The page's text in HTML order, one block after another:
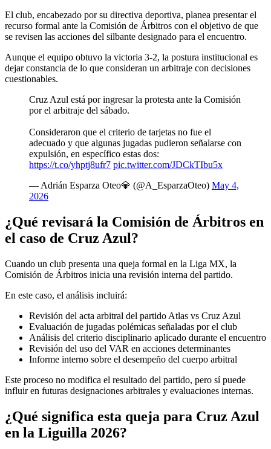
El club, encabezado por su directiva deportiva, planea presentar el
recurso formal ante la Comisión de Árbitros con el objetivo de que
se revisen las acciones del silbante designado para el encuentro.
Aunque el equipo obtuvo la victoria 3-2, la postura institucional es
dejar constancia de lo que consideran un arbitraje con decisiones
cuestionables.
Cruz Azul está por ingresar la protesta ante la Comisión
por el arbitraje del sábado.
Consideraron que el criterio de tarjetas no fue el
adecuado y que algunas jugadas pudieron señalarse con
expulsión, en específico estas dos:
https://t.co/yhptj8ufr7 pic.twitter.com/JDCkTIbu5x
— Adrián Esparza Oteo💎 (@A_EsparzaOteo) May 4,
2026
¿Qué revisará la Comisión de Árbitros en
el caso de Cruz Azul?
Cuando un club presenta una queja formal en la Liga MX, la
Comisión de Árbitros inicia una revisión interna del partido.
En este caso, el análisis incluirá:
Revisión del acta arbitral del partido Atlas vs Cruz Azul
Evaluación de jugadas polémicas señaladas por el club
Análisis del criterio disciplinario aplicado durante el encuentro
Revisión del uso del VAR en acciones determinantes
Informe interno sobre el desempeño del cuerpo arbitral
Este proceso no modifica el resultado del partido, pero sí puede
influir en futuras designaciones arbitrales y evaluaciones internas.
¿Qué significa esta queja para Cruz Azul
en la Liguilla 2026?